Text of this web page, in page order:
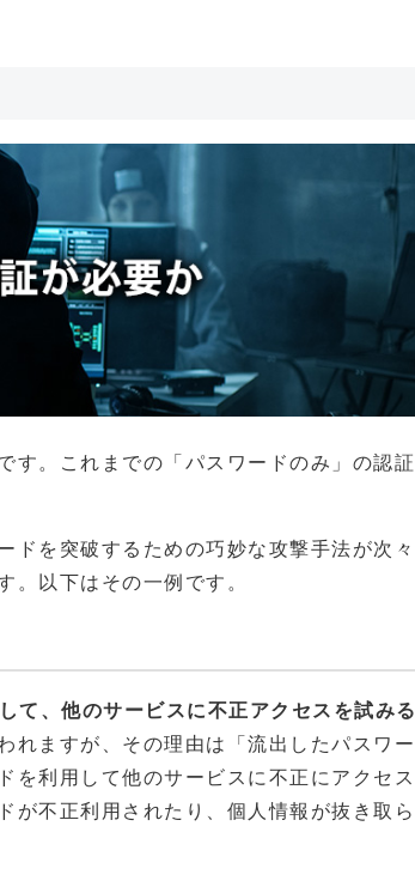
す。これまでの「パスワードのみ」の認証
ドを突破するための巧妙な攻撃手法が次々
。以下はその一例です。
て、他のサービスに不正アクセスを試みる
れますが、その理由は「流出したパスワー
を利用して他のサービスに不正にアクセス
が不正利用されたり、個人情報が抜き取ら